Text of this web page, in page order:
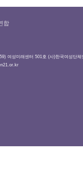
합
여성미래센터 501호 (사)한국여성단체